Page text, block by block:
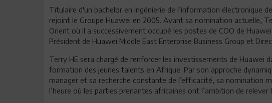
Titulaire d'un bachelor en Ingénierie de l’information électronique
rejoint le Groupe Huawei en 2005. Avant sa nomination actuelle,
Orient où il a successivement occupé les postes de COO de
Président de Huawei Middle East Enterprise Business Group et
Terry HE sera chargé de renforcer les investissements de Huawei
formation des jeunes talents en Afrique. Par son approche
manager et sa recherche constante de l’efficacité, sa nomination
l’heure où les parties prenantes africaines ont l’ambition de